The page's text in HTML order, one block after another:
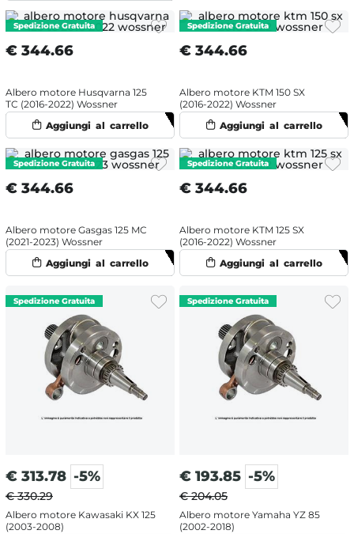
€ 344.66
Albero motore Husqvarna 125
TC (2016-2022) Wossner
€ 344.66
Albero motore KTM 150 SX
(2016-2022) Wossner
€ 344.66
Albero motore Gasgas 125 MC
(2021-2023) Wossner
€ 344.66
Albero motore KTM 125 SX
(2016-2022) Wossner
€ 313.78 -5%
€ 330.29
Albero motore Kawasaki KX 125
(2003-2008)
€ 193.85 -5%
€ 204.05
Albero motore Yamaha YZ 85
(2002-2018)